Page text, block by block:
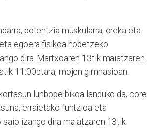
potentzia muskularra, oreka eta
egoera fisikoa hobetzeko
dira. Martxoaren 13tik maiatzaren
11:00etara, mojen gimnasioan.
lunbopelbikoa landuko da, core
erraietako funtzioa eta
saio izango dira maiatzaren 13tik